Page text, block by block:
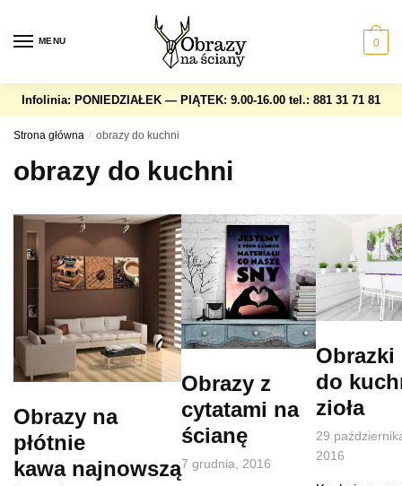
navigation
content
MENU 0
Infolinia: PONIEDZIAŁEK — PIĄTEK: 9.00-16.00 tel.: 881 31 71 81
Strona główna / obrazy do kuchni
obrazy do kuchni
Obrazy na
płótnie
kawa najnowszą
Obrazy z
cytatami na
ścianę
7 grudnia, 2016
Obrazki
do
zioła
29
2016